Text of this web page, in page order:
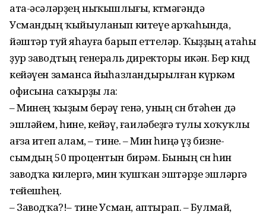
ата-әсәләрҙең ныҡышлығы, көтмә­гәндә
Усмандың ҡыйыуланып китеүе арҡаһында,
йәштәр туй яһауға барып еттеләр. Ҡыҙҙың атаһы
ҙур заводтың генераль директоры икән. Бер көндө
кейәүен заманса йыһазланды­рылған күркәм
офисына саҡыр­ҙы ла:
– Минең ҡыҙым берәү генә, уның өсөн бөтәһен дә
эшлә­йем, һине, кейәү, ғаиләбеҙгә тулы хоҡуҡлы
ағза итеп алам, – тине. – Мин һиңә үҙ бизне­
сымдың 50 процентын бирәм. Бының өсөн һин
заводҡа килер­гә, мин ҡушҡан эштәрҙе эш­ләргә
тейешһең.
– Заводҡа?!– тине Усман, аптырап. – Булмай,